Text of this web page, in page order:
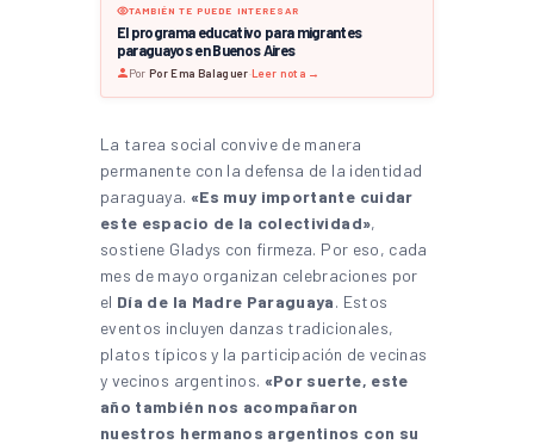
TAMBIÉN TE PUEDE INTERESAR
El programa educativo para migrantes
paraguayos en Buenos Aires
Por Por Ema Balaguer Leer nota →
La tarea social convive de manera
permanente con la defensa de la identidad
paraguaya. «Es muy importante cuidar
este espacio de la colectividad»,
sostiene Gladys con firmeza. Por eso, cada
mes de mayo organizan celebraciones por
el Día de la Madre Paraguaya. Estos
eventos incluyen danzas tradicionales,
platos típicos y la participación de vecinas
y vecinos argentinos. «Por suerte, este
año también nos acompañaron
nuestros hermanos argentinos con su